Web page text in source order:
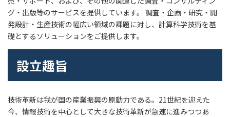
グ・出版等のサービスを提供しています。 調査・企画・研究・開
発設計・生産技術の幅広い領域の課題に対し、計算科学技術を基
礎とするソリューションをご提供します。
設立趣旨
技術革新は我が国の産業振興の原動力である。21世紀を迎えた
今、情報技術を中心として大きな技術革新が急速に進みつつあ